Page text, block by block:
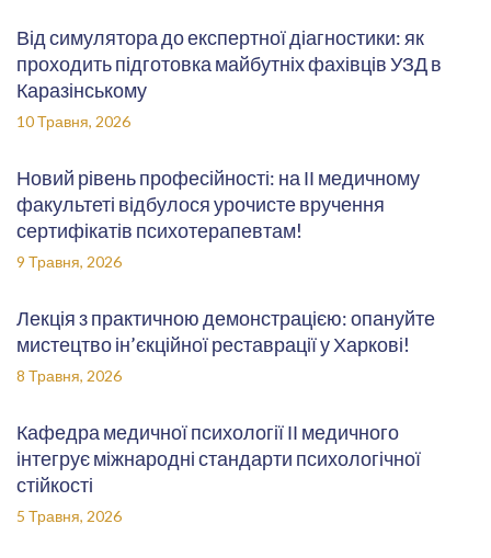
Від симулятора до експертної діагностики: як
проходить підготовка майбутніх фахівців УЗД в
Каразінському
10 Травня, 2026
Новий рівень професійності: на ІІ медичному
факультеті відбулося урочисте вручення
сертифікатів психотерапевтам!
9 Травня, 2026
Лекція з практичною демонстрацією: опануйте
мистецтво ін’єкційної реставрації у Харкові!
8 Травня, 2026
Кафедра медичної психології ІІ медичного
інтегрує міжнародні стандарти психологічної
стійкості
5 Травня, 2026